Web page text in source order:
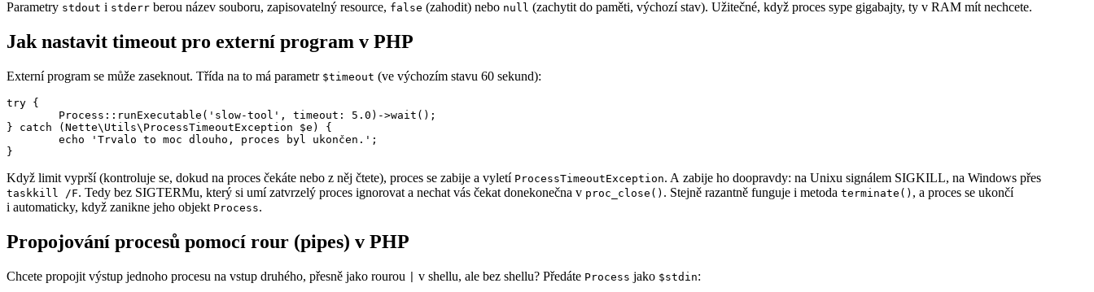
Parametry stdout i stderr berou název souboru, zapisovatelný resource, false (zahodit) nebo null (zachytit do paměti, výchozí stav). Užitečné, když proces sype gigabajty, ty v RAM mít nechcete.
Jak nastavit timeout pro externí program v PHP
Externí program se může zaseknout. Třída na to má parametr $timeout (ve výchozím stavu 60 sekund):
try {
} catch (Nette\Utils\ProcessTimeoutException $e) {
Když limit vyprší (kontroluje se, dokud na proces čekáte nebo z něj čtete), proces se zabije a vyletí ProcessTimeoutException. A zabije ho doopravdy: na Unixu signálem SIGKILL, na Windows přes
taskkill /F. Tedy bez SIGTERMu, který si umí zatvrzelý proces ignorovat a nechat vás čekat donekonečna v proc_close() . Stejně razantně funguje i metoda terminate() , a proces se ukončí
i automaticky, když zanikne jeho objekt Process.
Propojování procesů pomocí rour (pipes) v PHP
Chcete propojit výstup jednoho procesu na vstup druhého, přesně jako rourou v shellu, ale bez shellu? Předáte Process jako $stdin: